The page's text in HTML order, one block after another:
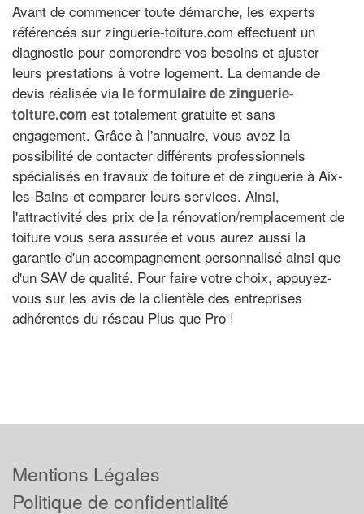
Avant de commencer toute démarche, les experts
référencés sur zinguerie-toiture.com effectuent un
diagnostic pour comprendre vos besoins et ajuster
leurs prestations à votre logement. La demande de
devis réalisée via le formulaire de zinguerie-
toiture.com est totalement gratuite et sans
engagement. Grâce à l'annuaire, vous avez la
possibilité de contacter différents professionnels
spécialisés en travaux de toiture et de zinguerie à Aix-
les-Bains et comparer leurs services. Ainsi,
l'attractivité des prix de la rénovation/remplacement de
toiture vous sera assurée et vous aurez aussi la
garantie d'un accompagnement personnalisé ainsi que
d'un SAV de qualité. Pour faire votre choix, appuyez-
vous sur les avis de la clientèle des entreprises
adhérentes du réseau Plus que Pro !
Mentions Légales
Politique de confidentialité